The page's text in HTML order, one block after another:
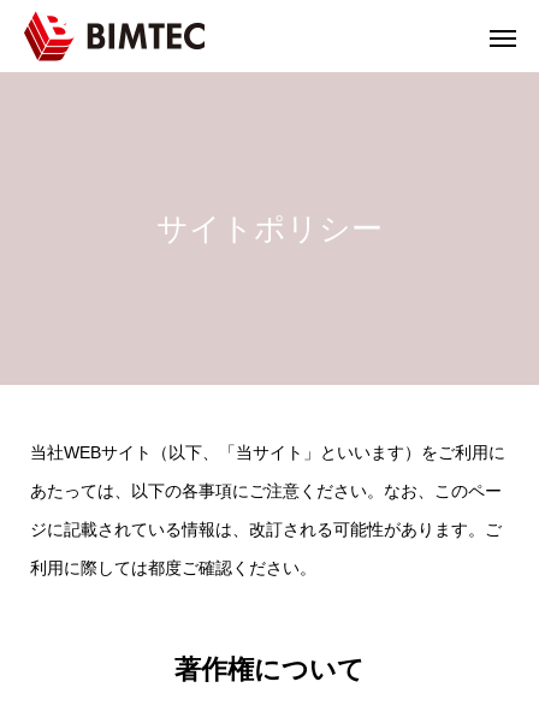
サイトポリシー
当社WEBサイト（以下、「当サイト」といいます）をご利用に
あたっては、以下の各事項にご注意ください。なお、このペー
ジに記載されている情報は、改訂される可能性があります。ご
利用に際しては都度ご確認ください。
著作権について